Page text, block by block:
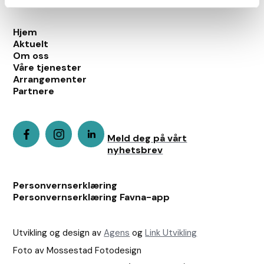
Hjem
Aktuelt
Om oss
Våre tjenester
Arrangementer
Partnere
Meld deg på vårt
nyhetsbrev
Personvernserklæring
Personvernserklæring Favna-app
Utvikling og design avAgens ogLink Utvikling
Foto av Mossestad Fotodesign